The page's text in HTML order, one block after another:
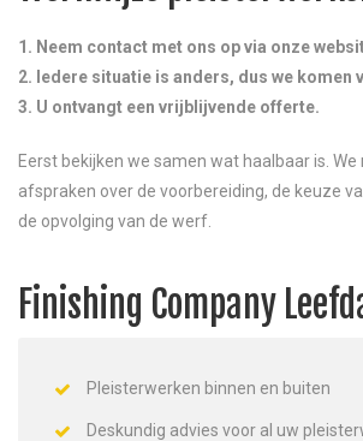
1. Neem contact met ons op via onze
2. Iedere situatie is anders, dus we komen
3. U ontvangt een vrijblijvende offerte.
Eerst bekijken we samen wat haalbaar is.
afspraken over de voorbereiding, de keuze
de opvolging van de werf.
Finishing Company
Pleisterwerken binnen en buiten
Deskundig advies voor al uw